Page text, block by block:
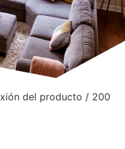
del producto / 200